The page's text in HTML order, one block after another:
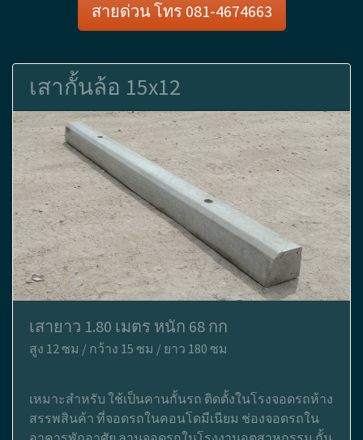
สายด่วน โทร 081-4674663
เสากั้นล้อ 15x12
เสายาว 1.80 เมตร หนัก 68 กก
สูง 12 ซม / กว้าง 15 ซม / ยาว 180 ซม
เหมาะสำหรับ ใช้เป็นคานกั้นรถ ติดตั้งในโรงจอดรถห้าง
สรรพสินค้า ที่จอดรถในคอนโดมีเนียม ช่องจอดรถใน